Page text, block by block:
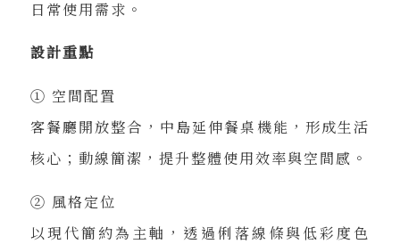
日常使用需求。
設計重點
① 空間配置
客餐廳開放整合，中島延伸餐桌機能，形成生活
核心；動線簡潔，提升整體使用效率與空間感。
② 風格定位
以現代簡約為主軸，透過俐落線條與低彩度色